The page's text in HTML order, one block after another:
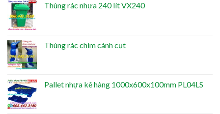
Thùng rác nhựa 240 lít VX240
Thùng rác chim cánh cụt
Pallet nhựa kê hàng 1000x600x100mm PL04LS